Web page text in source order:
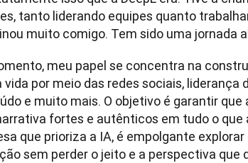
tanto liderando equipes quanto
muito comigo. Tem sido uma jornada
meu papel se concentra na
vida por meio das redes sociais, liderança
e muito mais. O objetivo é garantir
fortes e autênticos em tudo o que
que prioriza a IA, é empolgante
sem perder o jeito e a perspectiva que